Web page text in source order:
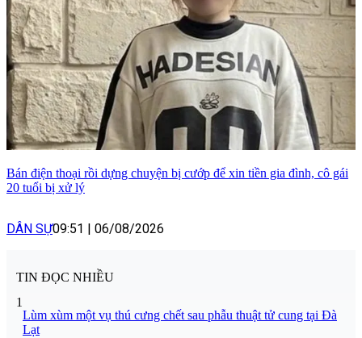
Bán điện thoại rồi dựng chuyện bị cướp để xin tiền gia đình, cô gái
20 tuổi bị xử lý
DÂN SỰ09:51 | 06/08/2026
TIN ĐỌC NHIỀU
1
Lùm xùm một vụ thú cưng chết sau phẫu thuật tử cung tại Đà
Lạt